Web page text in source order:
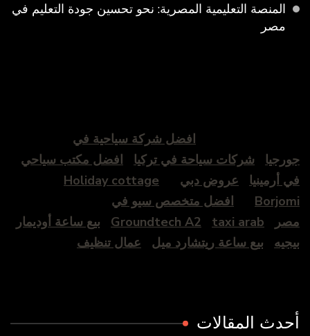
المنصة التعليمية المصرية: نحو تحسين جودة التعليم في
مصر
افضل شركة سياحية في
جورجيا
شركات سياحة في تركيا
افضل مكتب سياحي
في أرمينيا
عروض دبي
Holiday cottage
Borjomi
افضل متخصص سيو في
مصر
Groundtech A2 taxi arab
بيع ساعة أوديمار
بيجيه
بيع ساعة ريتشارد ميل عمال تنظيف
أحدث المقالات